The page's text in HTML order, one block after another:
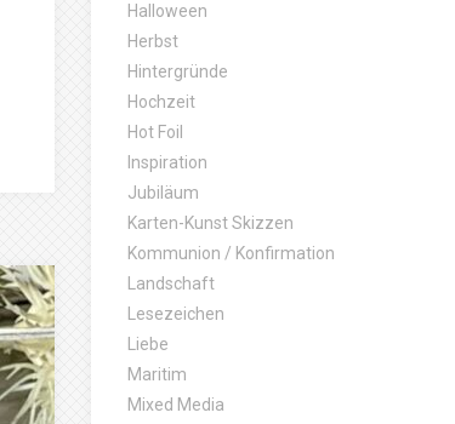
Halloween
Herbst
Hintergründe
Hochzeit
Hot Foil
Inspiration
Jubiläum
Karten-Kunst Skizzen
Kommunion / Konfirmation
Landschaft
Lesezeichen
Liebe
Maritim
Mixed Media